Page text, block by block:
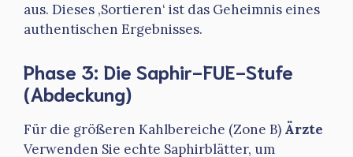
aus. Dieses ‚Sortieren‘ ist das Geheimnis eines
authentischen Ergebnisses.
Phase 3: Die Saphir-FUE-Stufe
(Abdeckung)
Für die größeren Kahlbereiche (Zone B) Ärzte
Verwenden Sie echte Saphirblätter, um